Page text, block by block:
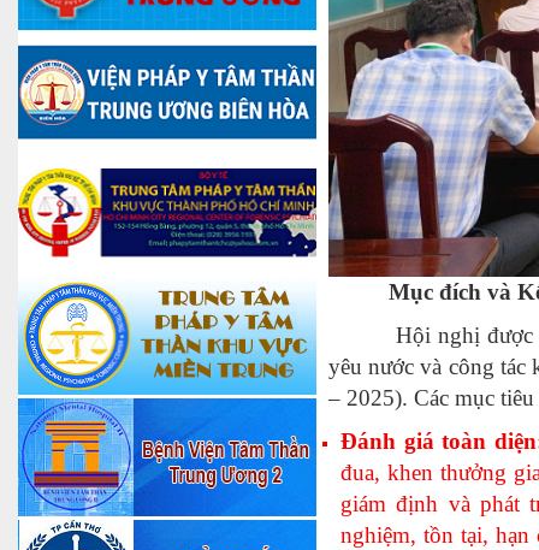
Mục đích và
Hội nghị được tổ
yêu nước và công tác
– 2025). Các mục
Đánh giá toàn
đua, khen thưởng
giám định và phát
nghiệm, tồn tại,